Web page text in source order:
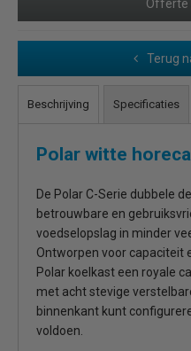
Offerte
Terug
Beschrijving Specificaties
Polar witte
De Polar C-Serie dubbele
betrouwbare en
voedselopslag in minder
Ontworpen voor capaciteit
Polar koelkast een royale
met acht stevige
binnenkant kunt
voldoen.